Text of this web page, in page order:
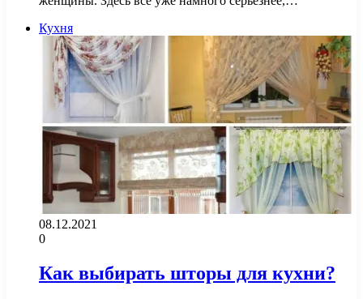
Кухня
08.12.2021
0
Как выбирать шторы для кухни?